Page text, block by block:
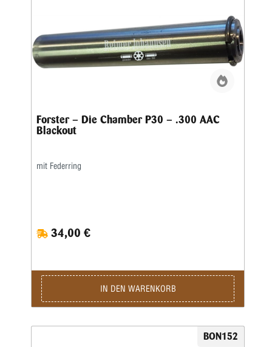
Forster – Die Chamber P30 – .300 AAC
Blackout
mit Federring
34,00 €
IN DEN WARENKORB
BON152